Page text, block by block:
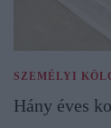
SZEMÉLYI
Hány éves